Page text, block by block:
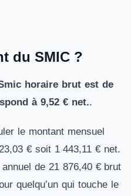
du SMIC ?
horaire brut est de
à 9,52 € net..
le montant mensuel
€ soit 1 443,11 € net.
de 21 876,40 € brut
quelqu’un qui touche le